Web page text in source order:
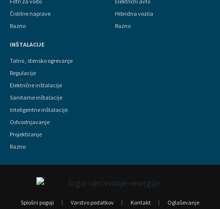
Čistilne naprave
Razno
Hibridna vozila
Razno
INŠTALACIJE
Talno , stensko ogrevanje
Regulacije
Električne inštalacije
Sanitarne inštalacije
Inteligentne inštalacije
Odvodnjavanje
Projektiranje
Razno
Splošni pogoji Varstvo podatkov Kontakt Oglaševanje